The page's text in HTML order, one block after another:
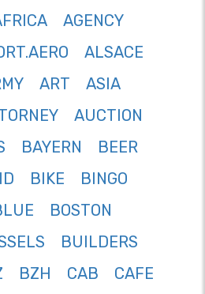
AGENCY
ALSACE
ART
ASIA
AUCTION
BAYERN
BEER
BIKE
BINGO
BOSTON
BUILDERS
BZH CAB
CAFE